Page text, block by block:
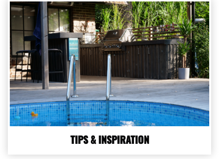
TIPS & INSPIRATION